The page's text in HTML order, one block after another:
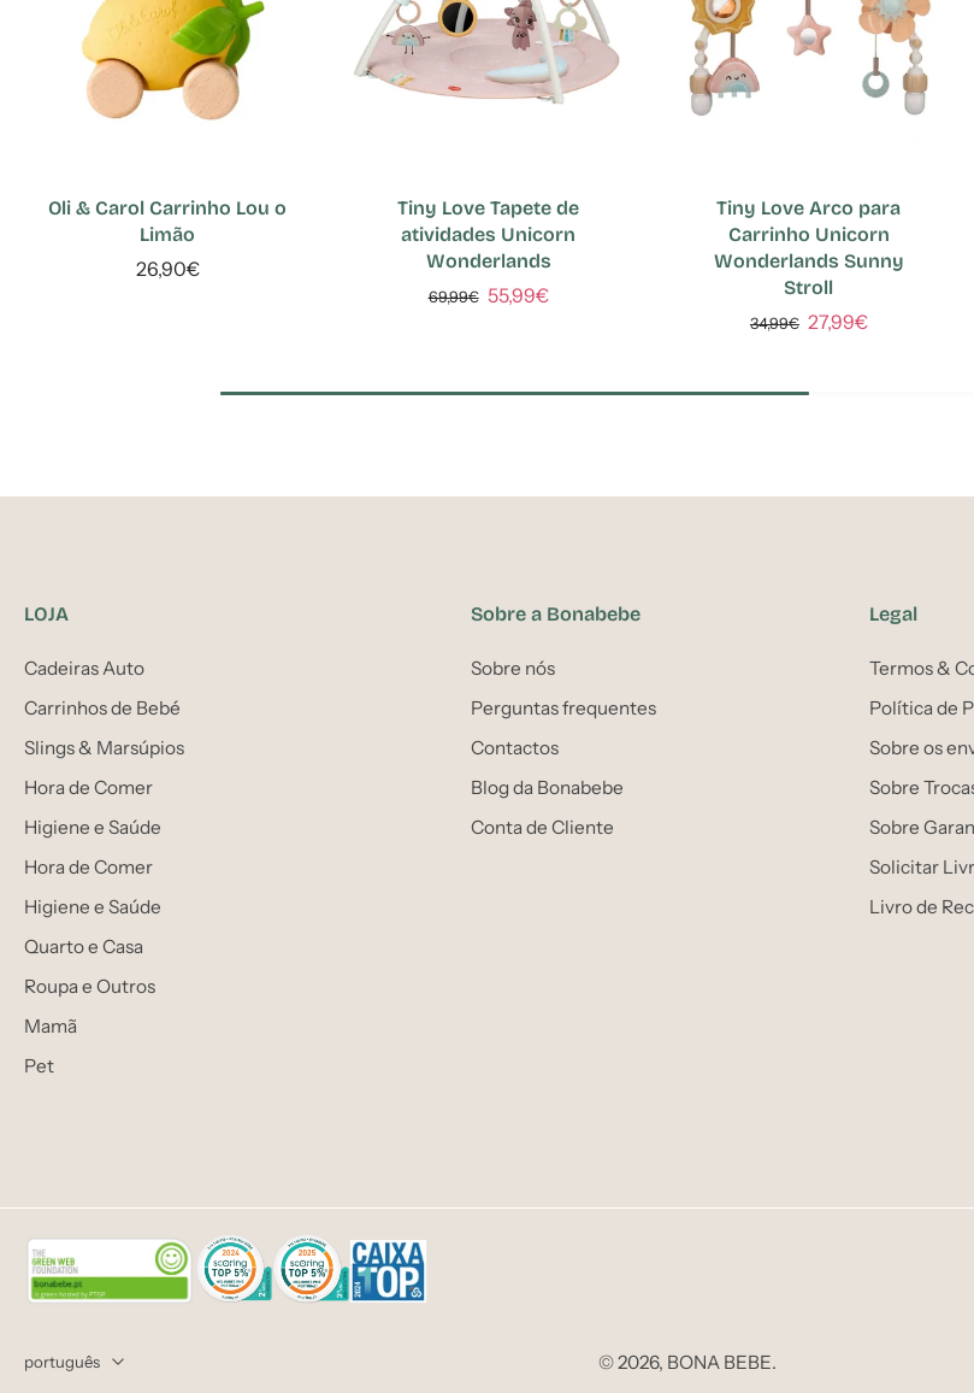
Oli & Carol Carrinho Lou o
Limão
26,90€
Tiny Love Tapete de
atividades Unicorn
Wonderlands
69,99€ 55,99€
Tiny Love Arco para
Carrinho Unicorn
Wonderlands Sunny
Stroll
34,99€ 27,99€
LOJA
Cadeiras Auto
Carrinhos de Bebé
Slings & Marsúpios
Hora de Comer
Higiene e Saúde
Hora de Comer
Higiene e Saúde
Quarto e Casa
Roupa e Outros
Mamã
Pet
Sobre a Bonabebe
Sobre nós
Perguntas frequentes
Contactos
Blog da Bonabebe
Conta de Cliente
Legal
Termos &
Política de
Sobre os
Sobre
Sobre
Solicitar
Livro de
português © 2026, BONA BEBE.